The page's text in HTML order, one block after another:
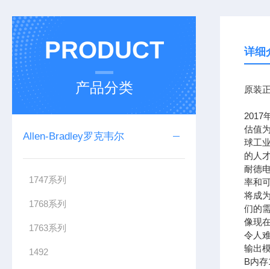
PRODUCT
产品分类
Allen-Bradley罗克韦尔
1747系列
1768系列
1763系列
1492
详细
原装
2017
估值
球工
的人
耐德
率和
将成
们的
像现
令人
输出
B内